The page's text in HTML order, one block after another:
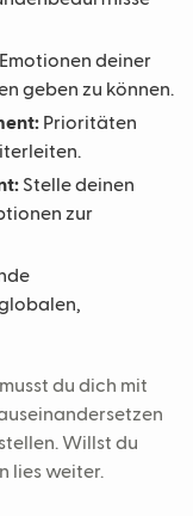
deiner
geben zu können.
Prioritäten
Stelle deinen
zur
du dich mit
Willst du
lies weiter.